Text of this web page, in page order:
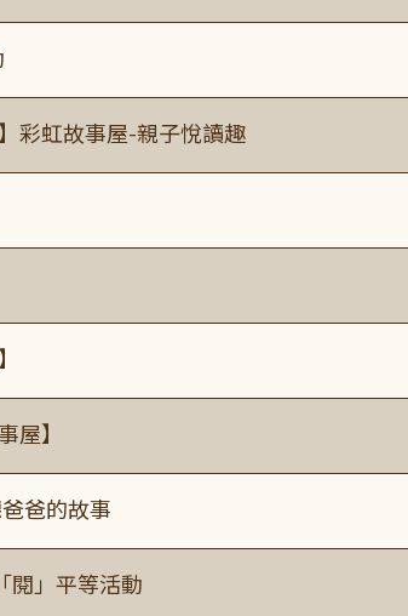
彩虹故事屋-親子悅讀趣
屋】
爸的故事
閱」平等活動